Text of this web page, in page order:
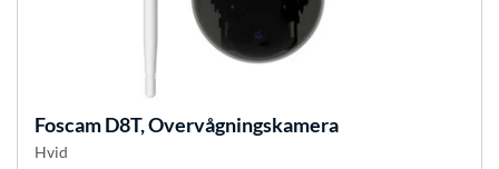
FoscamD8T, Overvågningskamera
Hvid